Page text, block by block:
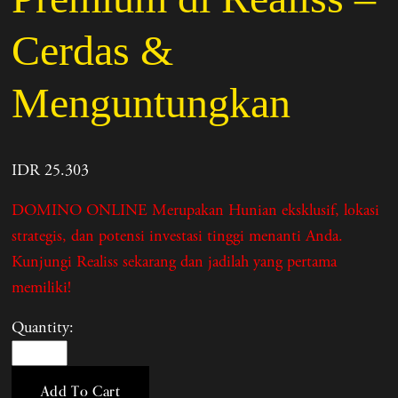
Cerdas &
Menguntungkan
IDR 25.303
DOMINO ONLINE Merupakan Hunian eksklusif, lokasi
strategis, dan potensi investasi tinggi menanti Anda.
Kunjungi Realiss sekarang dan jadilah yang pertama
memiliki!
Quantity:
Add To Cart